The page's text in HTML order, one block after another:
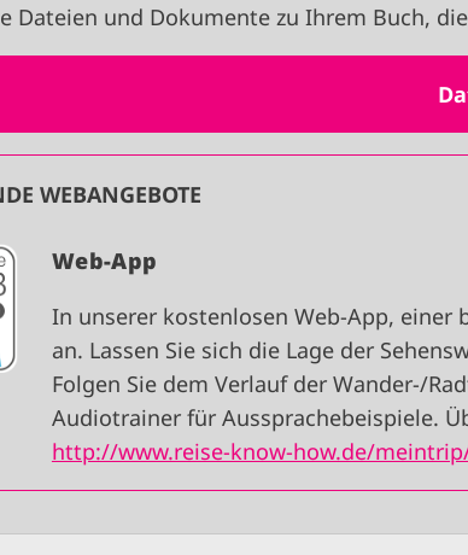
Dateien und Dokumente zu Ihrem Buch,
WEBANGEBOTE
Web-App
In unserer kostenlosen Web-App, einer
an. Lassen Sie sich die Lage der
Folgen Sie dem Verlauf der Wander-/
Audiotrainer für Aussprachebeispiele.
http://www.reise-know-how.de/